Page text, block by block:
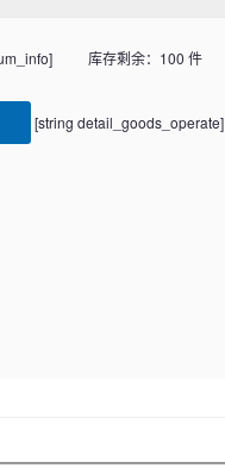
库存剩余：100 件
[string detail_goods_operate]